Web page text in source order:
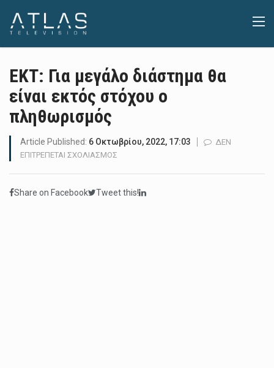
ΕΚΤ: Για μεγάλο διάστημα θα
είναι εκτός στόχου ο
πληθωρισμός
Article Published: 6 Οκτωβρίου, 2022, 17:03
ΔΕΝ
ΕΠΙΤΡΈΠΕΤΑΙ ΣΧΟΛΙΑΣΜΌΣ
ΜΕΓΆΛΟ
Share on Facebook Tweet this!